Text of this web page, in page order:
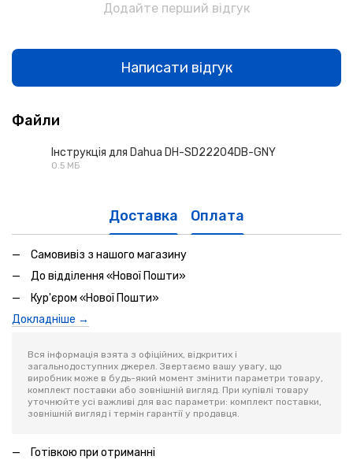
Додайте перший відгук
Написати відгук
Файли
Інструкція для Dahua DH-SD22204DB-GNY
0.5 МБ
Доставка Оплата
Самовивіз з нашого магазину
До відділення «Нової Пошти»
Кур'єром «Нової Пошти»
Докладніше →
Вся інформація взята з офіційних, відкритих і
загальнодоступних джерел. Звертаємо вашу увагу, що
виробник може в будь-який момент змінити параметри товару,
комплект поставки або зовнішній вигляд. При купівлі товару
уточнюйте усі важливі для вас параметри: комплект поставки,
зовнішній вигляд і термін гарантії у продавця.
Готівкою при отриманні